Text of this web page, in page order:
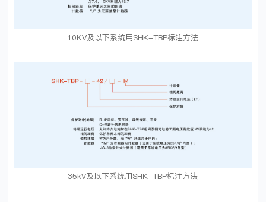
10KV及以下系统用SHK-TBP标注方法
35kV及以下系统用SHK-TBP标注方法